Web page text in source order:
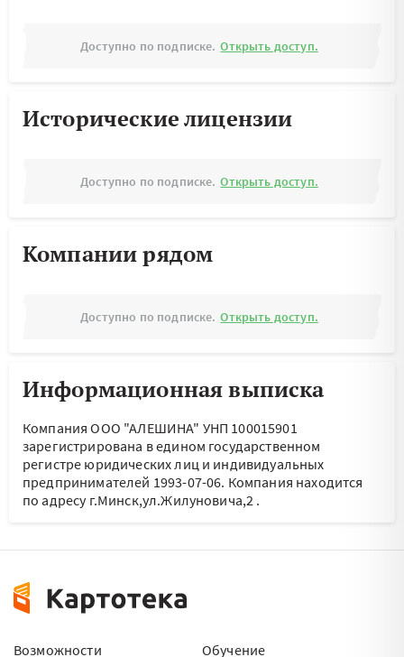
Доступно по подписке. Открыть доступ.
Исторические лицензии
Доступно по подписке. Открыть доступ.
Компании рядом
Доступно по подписке. Открыть доступ.
Информационная выписка
Компания ООО "АЛЕШИНА" УНП 100015901
зарегистрирована в едином государственном
регистре юридических лиц и индивидуальных
предпринимателей 1993-07-06. Компания находится
по адресу г.Минск,ул.Жилуновича,2 .
Возможности
Обучение